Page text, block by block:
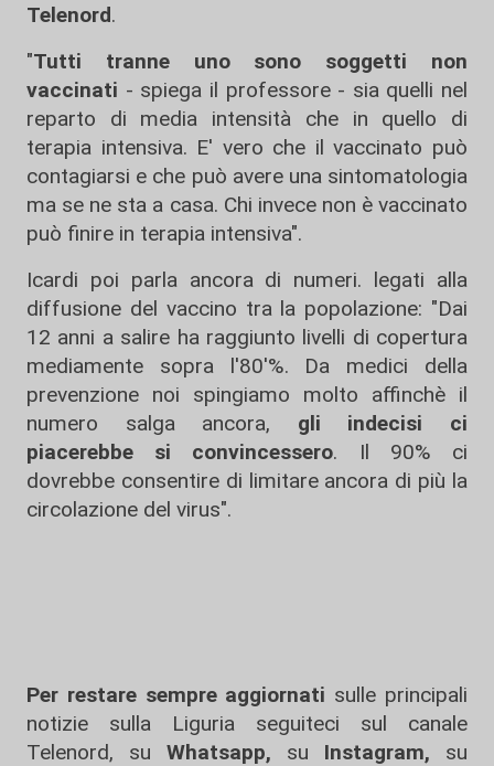
Telenord.
"Tutti tranne uno sono soggetti non
vaccinati - spiega il professore - sia quelli nel
reparto di media intensità che in quello di
terapia intensiva. E' vero che il vaccinato può
contagiarsi e che può avere una sintomatologia
ma se ne sta a casa. Chi invece non è vaccinato
può finire in terapia intensiva".
Icardi poi parla ancora di numeri. legati alla
diffusione del vaccino tra la popolazione: "Dai
12 anni a salire ha raggiunto livelli di copertura
mediamente sopra l'80'%. Da medici della
prevenzione noi spingiamo molto affinchè il
numero salga ancora, gli indecisi ci
piacerebbe si convincessero. Il 90% ci
dovrebbe consentire di limitare ancora di più la
circolazione del virus".
Per restare sempre aggiornati sulle principali
notizie sulla Liguria seguiteci sul canale
Telenord, su
Whatsapp, su Instagram, su